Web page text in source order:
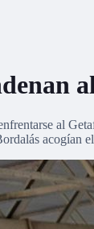
al
acogían